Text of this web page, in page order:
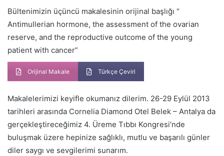
Bültenimizin üçüncü makalesinin orijinal başlığı “
Antimullerian hormone, the assessment of the ovarian
reserve, and the reproductive outcome of the young
patient with cancer”
Orijinal Makale Türkçe Çeviri
Makalelerimizi keyifle okumanız dilerim. 26-29 Eylül 2013
tarihleri arasında Cornelia Diamond Otel Belek – Antalya da
gerçekleştireceğimiz 4. Üreme Tıbbı Kongresi’nde
buluşmak üzere hepinize sağlıklı, mutlu ve başarılı günler
diler saygı ve sevgilerimi sunarım.